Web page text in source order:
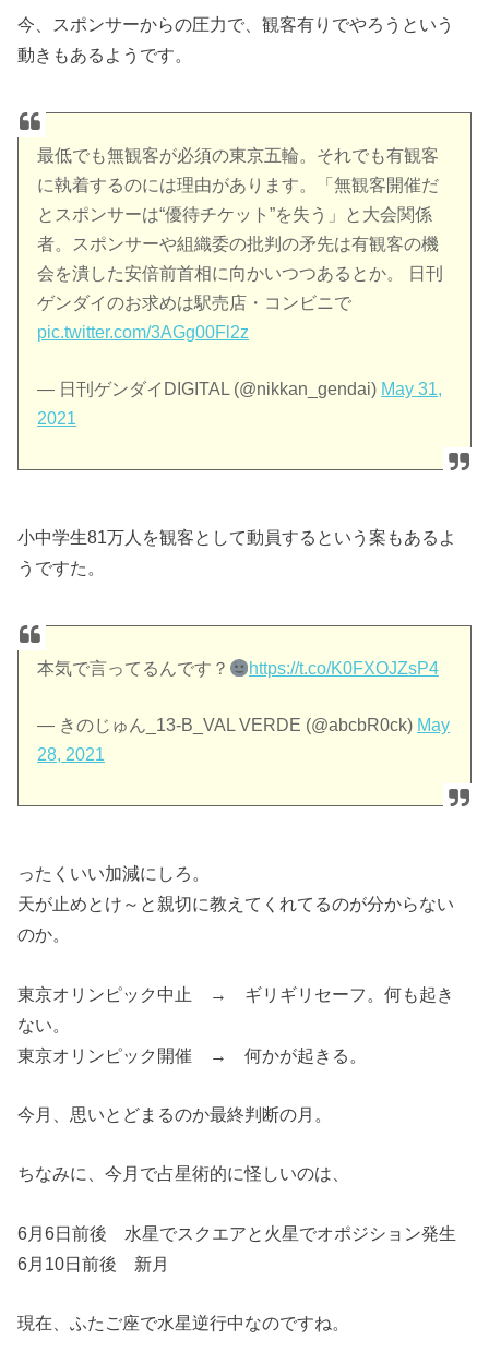
今、スポンサーからの圧力で、観客有りでやろうという
動きもあるようです。
最低でも無観客が必須の東京五輪。それでも有観客
に執着するのには理由があります。「無観客開催だ
とスポンサーは“優待チケット”を失う」と大会関係
者。スポンサーや組織委の批判の矛先は有観客の機
会を潰した安倍前首相に向かいつつあるとか。 日刊
ゲンダイのお求めは駅売店・コンビニで
pic.twitter.com/3AGg00Fl2z
— 日刊ゲンダイDIGITAL (@nikkan_gendai) May 31,
2021
小中学生81万人を観客として動員するという案もあるよ
うですた。
本気で言ってるんです？ https://t.co/K0FXOJZsP4
— きのじゅん_13-B_VAL VERDE (@abcbR0ck) May
28, 2021
ったくいい加減にしろ。
天が止めとけ～と親切に教えてくれてるのが分からない
のか。
東京オリンピック中止 → ギリギリセーフ。何も起き
ない。
東京オリンピック開催 → 何かが起きる。
今月、思いとどまるのか最終判断の月。
ちなみに、今月で占星術的に怪しいのは、
6月6日前後 水星でスクエアと火星でオポジション発生
6月10日前後 新月
現在、ふたご座で水星逆行中なのですね。